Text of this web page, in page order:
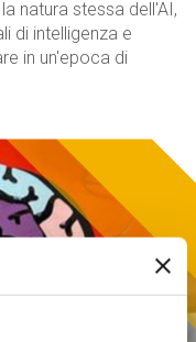
natura stessa dell'AI,
di intelligenza e
in un'epoca di